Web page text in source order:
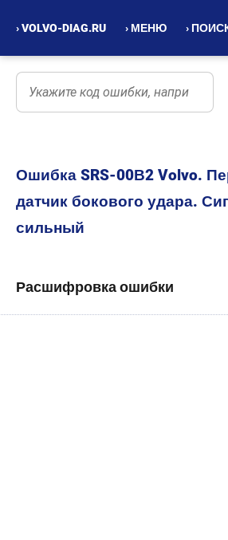
› VOLVO-DIAG.RU › МЕНЮ ›
Ошибка SRS-00В2 Volvo.
датчик бокового удара.
сильный
Расшифровка ошибки